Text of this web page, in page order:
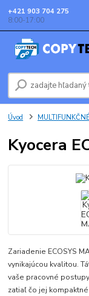
+421 903 704 275
8:00-17:00
Úvod
Kyocera
Zariadenie ECOSYS
vynikajúcou kvalitou.
vaše pracovné
zatiaľ čo jej